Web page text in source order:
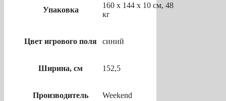
Упаковка
160 х 144 х 10 см, 48
кг
Цвет игрового поля синий
Ширина, см 152,5
Производитель Weekend